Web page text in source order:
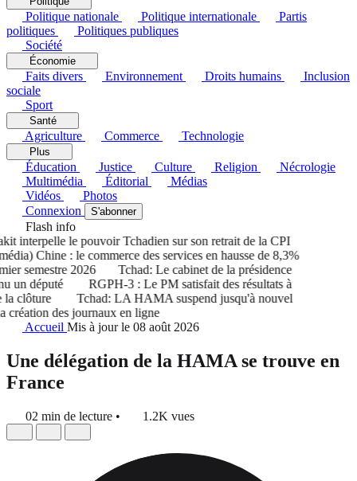
Politique nationale Politique internationale
Partis
politiques
Politiques publiques
Société
Économie
Faits divers Environnement Droits humains
Inclusion
sociale
Sport
Santé
Agriculture Commerce Technologie
Plus
Éducation Justice Culture Religion
Nécrologie
Multimédia
Éditorial
Médias
Vidéos
Photos
Connexion
S'abonner
Flash info
interpelle le pouvoir Tchadien sur son retrait de la CPI
Chine : le commerce des services en hausse de 8,3%
semestre 2026
Tchad: Le cabinet de la présidence
un député
RGPH-3 : Le PM satisfait des résultats à
clôture
Tchad: LA HAMA suspend jusqu'à nouvel
des journaux en ligne
Accueil Mis à jour le 08 août 2026
Une délégation de la HAMA se trouve en
France
02 min de lecture • 1.2K vues